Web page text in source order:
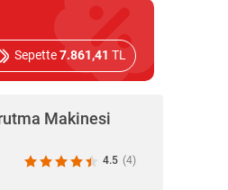
Sepette7.861,41 TL
Makinesi
4.5 (4)